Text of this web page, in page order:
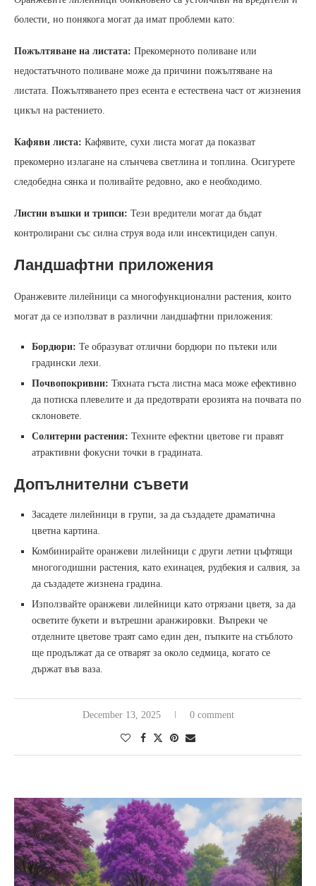
болести, но понякога могат да имат проблеми като:
Пожълтяване на листата: Прекомерното поливане или
недостатъчното поливане може да причини пожълтяване на
листата. Пожълтяването през есента е естествена част от жизнения
цикъл на растението.
Кафяви листа: Кафявите, сухи листа могат да показват
прекомерно излагане на слънчева светлина и топлина. Осигурете
следобедна сянка и поливайте редовно, ако е необходимо.
Листни въшки и трипси: Тези вредители могат да бъдат
контролирани със силна струя вода или инсектициден сапун.
Ландшафтни приложения
Оранжевите лилейници са многофункционални растения, които
могат да се използват в различни ландшафтни приложения:
Бордюри: Те образуват отлични бордюри по пътеки или
градински лехи.
Почвопокривни: Тяхната гъста листна маса може ефективно
да потиска плевелите и да предотврати ерозията на почвата по
склоновете.
Солитерни растения: Техните ефектни цветове ги правят
атрактивни фокусни точки в градината.
Допълнителни съвети
Засадете лилейници в групи, за да създадете драматична
цветна картина.
Комбинирайте оранжеви лилейници с други летни цъфтящи
многогодишни растения, като ехинацея, рудбекия и салвия, за
да създадете жизнена градина.
Използвайте оранжеви лилейници като отрязани цветя, за да
осветите букети и вътрешни аранжировки. Въпреки че
отделните цветове траят само един ден, пъпките на стъблото
ще продължат да се отварят за около седмица, когато се
държат във ваза.
December 13, 2025 0 comment